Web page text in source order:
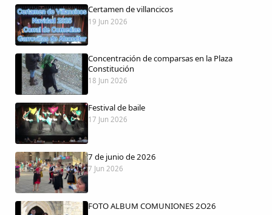
Certamen de villancicos
19 Jun 2026
Concentración de comparsas en la Plaza
Constitución
18 Jun 2026
Festival de baile
17 Jun 2026
7 de junio de 2026
7 Jun 2026
FOTO ALBUM COMUNIONES 2O26
Comparte
Compartir en Twitter
Copiar enlace